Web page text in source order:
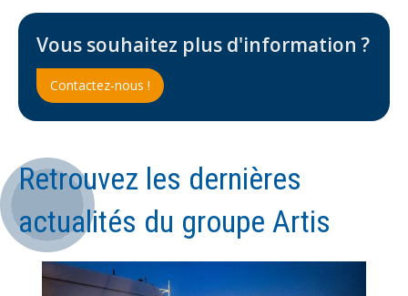
Vous souhaitez plus d'information ?
Contactez-nous !
Retrouvez les dernières
actualités du groupe Artis